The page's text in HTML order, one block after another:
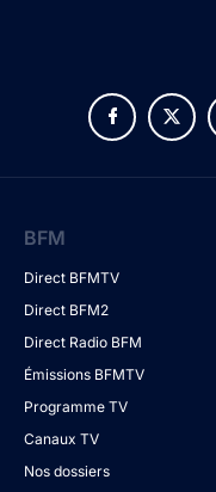
BFM
Direct BFMTV
Direct BFM2
Direct Radio BFM
Émissions BFMTV
Programme TV
Canaux TV
Nos dossiers